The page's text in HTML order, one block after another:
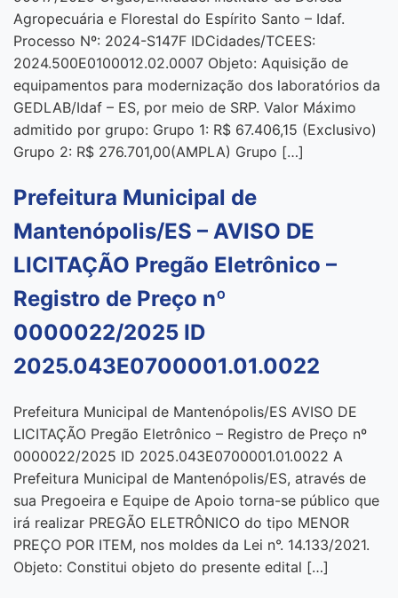
Agropecuária e Florestal do Espírito Santo – Idaf.
Processo Nº: 2024-S147F IDCidades/TCEES:
2024.500E0100012.02.0007 Objeto: Aquisição de
equipamentos para modernização dos laboratórios da
GEDLAB/Idaf – ES, por meio de SRP. Valor Máximo
admitido por grupo: Grupo 1: R$ 67.406,15 (Exclusivo)
Grupo 2: R$ 276.701,00(AMPLA) Grupo […]
Prefeitura Municipal de
Mantenópolis/ES – AVISO DE
LICITAÇÃO Pregão Eletrônico –
Registro de Preço nº
0000022/2025 ID
2025.043E0700001.01.0022
Prefeitura Municipal de Mantenópolis/ES AVISO DE
LICITAÇÃO Pregão Eletrônico – Registro de Preço nº
0000022/2025 ID 2025.043E0700001.01.0022 A
Prefeitura Municipal de Mantenópolis/ES, através de
sua Pregoeira e Equipe de Apoio torna-se público que
irá realizar PREGÃO ELETRÔNICO do tipo MENOR
PREÇO POR ITEM, nos moldes da Lei n°. 14.133/2021.
Objeto: Constitui objeto do presente edital […]